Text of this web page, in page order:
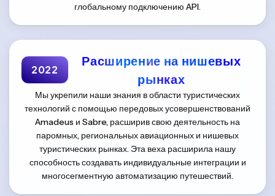
глобальному подключению API.
2022
Расширение на нишевых
рынках
Мы укрепили наши знания в области туристических
технологий с помощью передовых усовершенствований
Amadeus и Sabre, расширив свою деятельность на
паромных, региональных авиационных и нишевых
туристических рынках. Эта веха расширила нашу
способность создавать индивидуальные интеграции и
многосегментную автоматизацию путешествий.